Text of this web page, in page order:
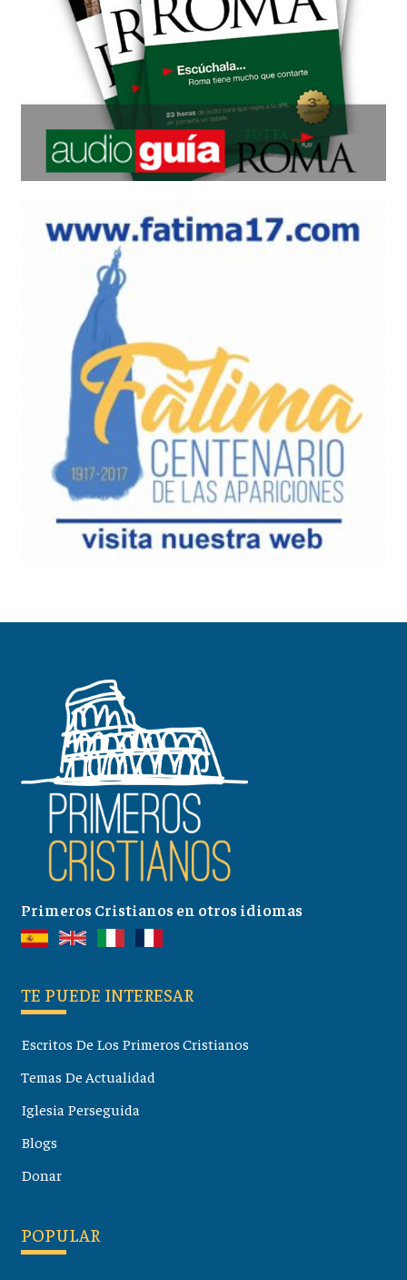
Primeros Cristianos en otros idiomas
TE PUEDE INTERESAR
Escritos De Los Primeros Cristianos
Temas De Actualidad
Iglesia Perseguida
Blogs
Donar
POPULAR